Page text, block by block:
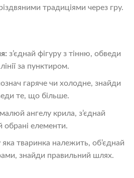
традиціями через гру.
з’єднай фігуру з тінню, обведи
за пунктиром.
гаряче чи холодне, знайди
те, що більше.
ангелу крила, з’єднай
елементи.
яка тваринка належить, об’єднай
знайди правильний шлях.